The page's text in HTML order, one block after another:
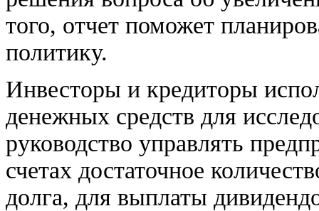
того, отчет поможет
политику.
Инвесторы и кредиторы
денежных средств для
руководство управлять
счетах достаточное
долга, для выплаты